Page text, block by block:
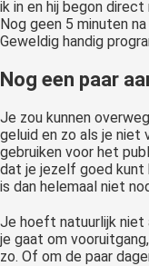
ik in en hij begon
Nog geen 5 minuten
Geweldig handig
Nog een paar
Je zou kunnen
geluid en zo als je niet
gebruiken voor het
dat je jezelf goed kunt
is dan helemaal niet
Je hoeft natuurlijk niet
je gaat om
zo. Of om de paar